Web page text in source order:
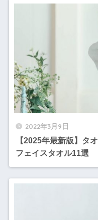
2022年3月9日
【2025年最新版】タ
フェイスタオル11選